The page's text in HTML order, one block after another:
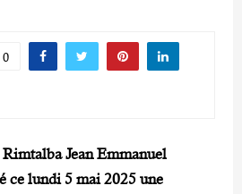
0
Jean Emmanuel
ce lundi 5 mai 2025 une